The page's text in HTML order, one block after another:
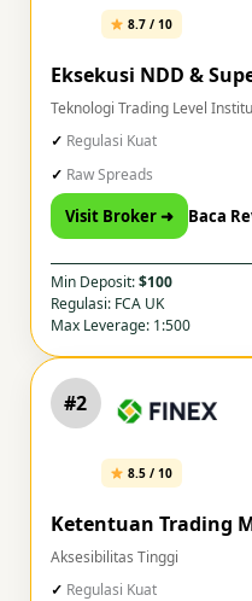
8.7 / 10
Eksekusi NDD &
Teknologi Trading Level
Regulasi Kuat
Raw Spreads
Visit Broker ➜ Baca
Min Deposit:$100
Regulasi: FCA UK
Max Leverage: 1:500
#2
8.5 / 10
Ketentuan Trading
Aksesibilitas Tinggi
Regulasi Kuat